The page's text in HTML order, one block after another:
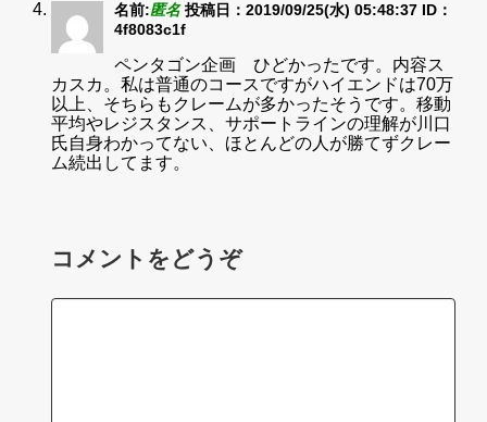
名前:匿名 投稿日：2019/09/25(水) 05:48:37 ID：
4f8083c1f
ペンタゴン企画 ひどかったです。内容ス
カスカ。私は普通のコースですがハイエンドは70万
以上、そちらもクレームが多かったそうです。移動
平均やレジスタンス、サポートラインの理解が川口
氏自身わかってない、ほとんどの人が勝てずクレー
ム続出してます。
コメントをどうぞ